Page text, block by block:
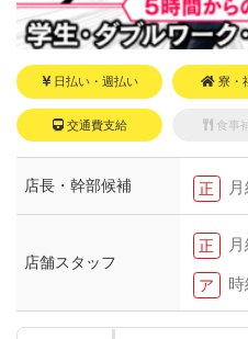
日払い・週払い 寮・
交通費支給 食事
店長・幹部候補 正
店舗スタッフ
正
ア